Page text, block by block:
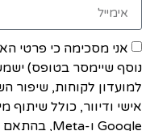
אני מסכימה כי פרטי
נוסף שיימסר בטופס)
למועדון לקוחות, שיפור
אישי ודיוור, כולל שיתוף
Google ו-Meta, בהתאם ל